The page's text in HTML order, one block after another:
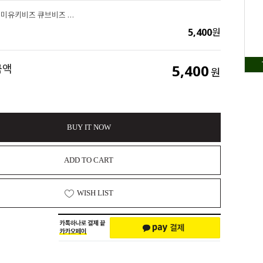
싼비즈 [3821]미유키비즈 큐브비즈 4mm 실버(ME)(1051) ,10g
5,400원
5,400원
BUY IT NOW
ADD TO CART
WISH LIST